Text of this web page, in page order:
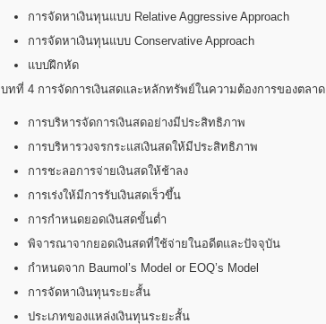
การจัดหาเงินทุนแบบ Relative Aggressive Approach
การจัดหาเงินทุนแบบ Conservative Approach
แบบฝึกหัด
บทที่ 4 การจัดการเงินสดและหลักทรัพย์ในความต้องการของตลาด
การบริหารจัดการเงินสดอย่างมีประสิทธิภาพ
การบริหารวงจรกระแสเงินสดให้มีประสิทธิภาพ
การชะลอการจ่ายเงินสดให้ช้าลง
การเร่งให้มีการรับเงินสดเร็วขึ้น
การกำหนดยอดเงินสดขั้นต่ำ
พิจารณาจากยอดเงินสดที่ใช้จ่ายในอดีตและปัจจุบัน
กำหนดจาก Baumol’s Model or EOQ’s Model
การจัดหาเงินทุนระยะสั้น
ประเภทของแหล่งเงินทุนระยะสั้น